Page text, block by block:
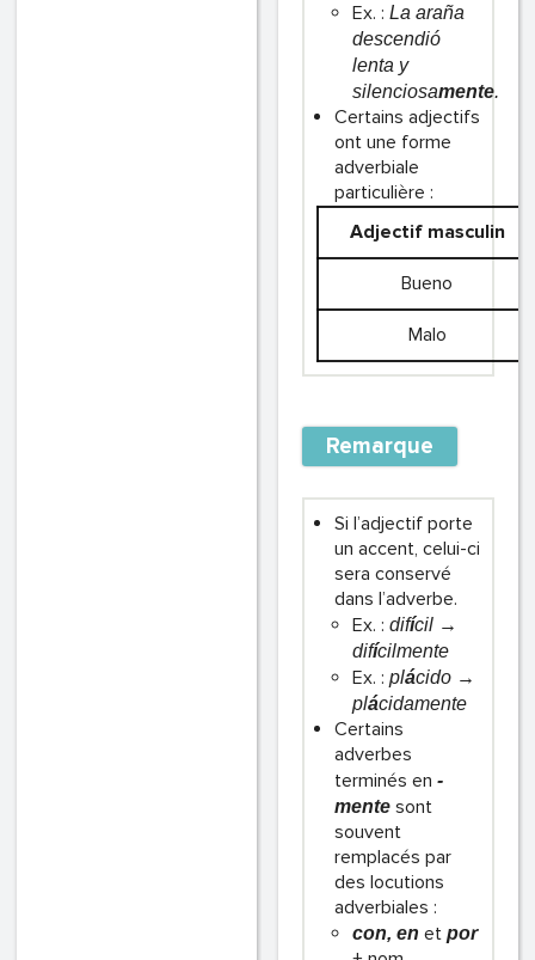
Ex. : La araña
descendió
lenta y
silenciosamente.
Certains adjectifs
ont une forme
adverbiale
particulière :
Adjectif masculin
Bueno
Malo
Remarque
Si l’adjectif porte
un accent, celui-ci
sera conservé
dans l’adverbe.
Ex. : difícil →
difícilmente
Ex. : plácido →
plácidamente
Certains
adverbes
terminés en -
mente sont
souvent
remplacés par
des locutions
adverbiales :
con, en et por